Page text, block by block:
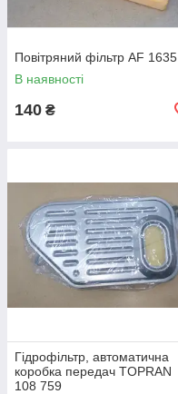
Повітряний фільтр AF 1635
В наявності
140 ₴
Гідрофільтр, автоматична
коробка передач TOPRAN
108 759